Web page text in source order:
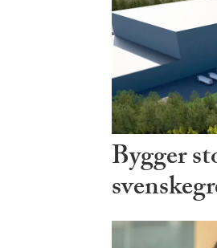
Bygger